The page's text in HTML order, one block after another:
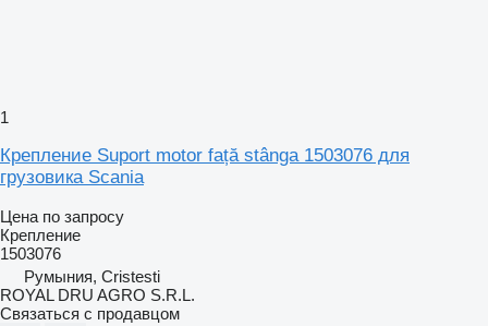
1
Крепление Suport motor față stânga 1503076 для
грузовика Scania
Цена по запросу
Крепление
1503076
Румыния, Cristesti
ROYAL DRU AGRO S.R.L.
Связаться с продавцом